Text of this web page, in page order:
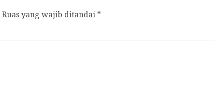
Ruas yang wajib ditandai *